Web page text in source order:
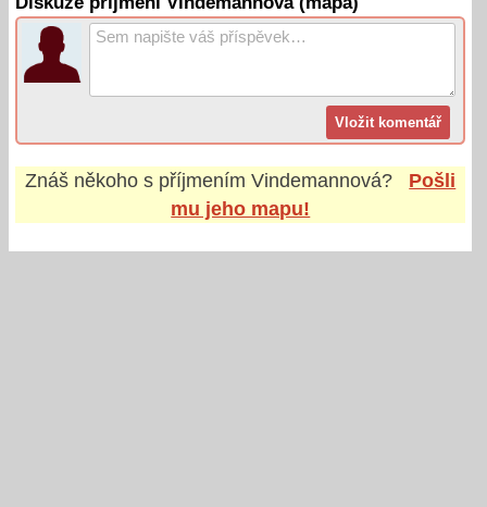
Znáš někoho s příjmenímVindemannová?
Pošli
mu jeho mapu!